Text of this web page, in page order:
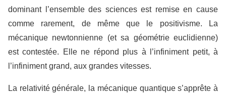
dominant l’ensemble des sciencesest remise en cause
comme rarement, de même que
le positivisme. La
mécanique newtonnienne (et sa géométrie euclidienne)
est contestée. Elle ne répond plus à l’infiniment petit, à
l’infiniment grand, aux grandes vitesses.
La relativité générale, la mécanique quantique s’apprête à